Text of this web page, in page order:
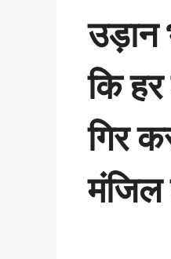
उड़ान
कि
गिर
मंजिल